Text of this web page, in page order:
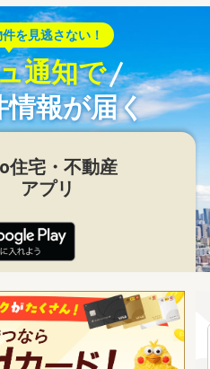
を見逃さない！
通知で
情報が届く
住宅・不動産
アプリ